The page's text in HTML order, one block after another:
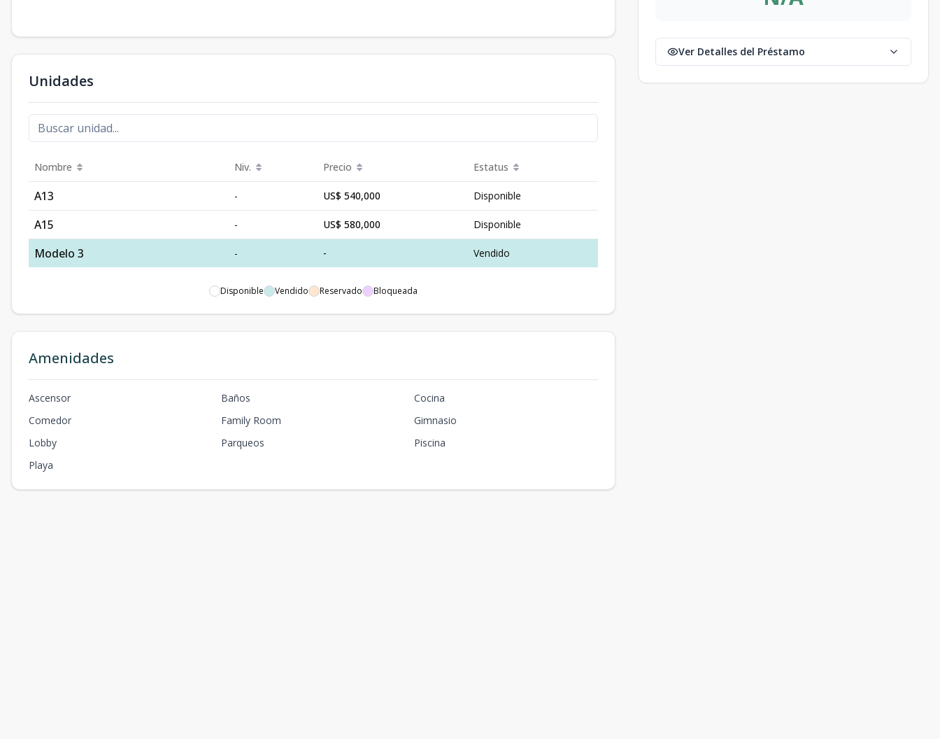
Unidades
Nombre Niv. Precio Estatus
A13 - US$ 540,000 Disponible
A15 - US$ 580,000 Disponible
Modelo 3 - - Vendido
Disponible Vendido Reservado Bloqueada
Amenidades
Ascensor Baños
Cocina
Comedor
Family Room
Gimnasio
Lobby
Parqueos
Piscina
Playa
Ver Detalles del Préstamo